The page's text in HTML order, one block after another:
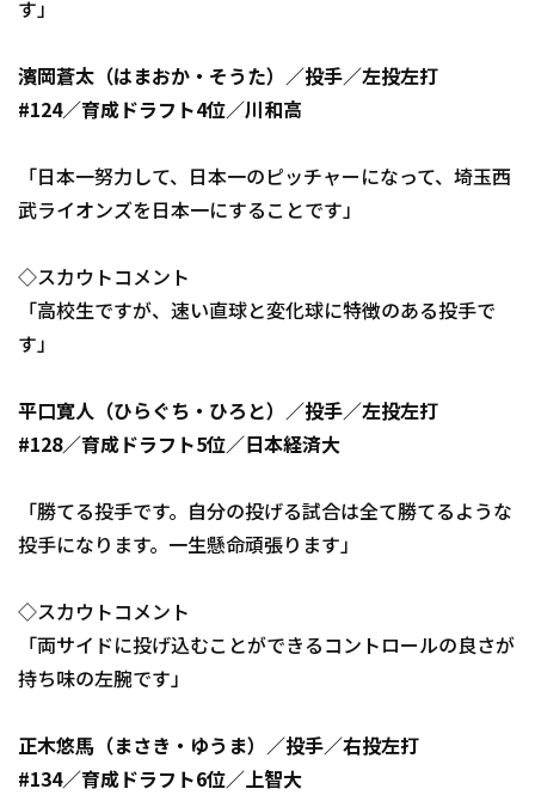
す」
濱岡蒼太（はまおか・そうた）／投手／左投左打
#124／育成ドラフト4位／川和高
「日本一努力して、日本一のピッチャーになって、埼玉西
武ライオンズを日本一にすることです」
◇スカウトコメント
「高校生ですが、速い直球と変化球に特徴のある投手で
す」
平口寛人（ひらぐち・ひろと）／投手／左投左打
#128／育成ドラフト5位／日本経済大
「勝てる投手です。自分の投げる試合は全て勝てるような
投手になります。一生懸命頑張ります」
◇スカウトコメント
「両サイドに投げ込むことができるコントロールの良さが
持ち味の左腕です」
正木悠馬（まさき・ゆうま）／投手／右投左打
#134／育成ドラフト6位／上智大